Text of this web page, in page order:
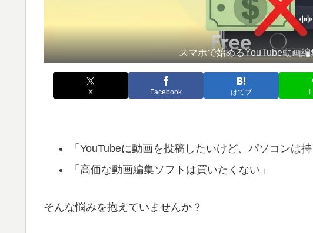
スマホで始めるYouTube動画
X Facebook はてブ
「YouTubeに動画を投稿したいけど、パソコンは持
「高価な動画編集ソフトは買いたくない」
そんな悩みを抱えていませんか？